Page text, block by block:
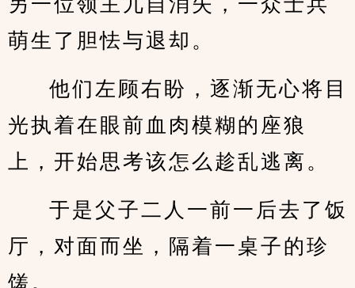
萌生了胆怯与退却。
他们左顾右盼，逐渐无心将目
光执着在眼前血肉模糊的座狼
上，开始思考该怎么趁乱逃离。
于是父子二人一前一后去了饭
厅，对面而坐，隔着一桌子的珍
馐。